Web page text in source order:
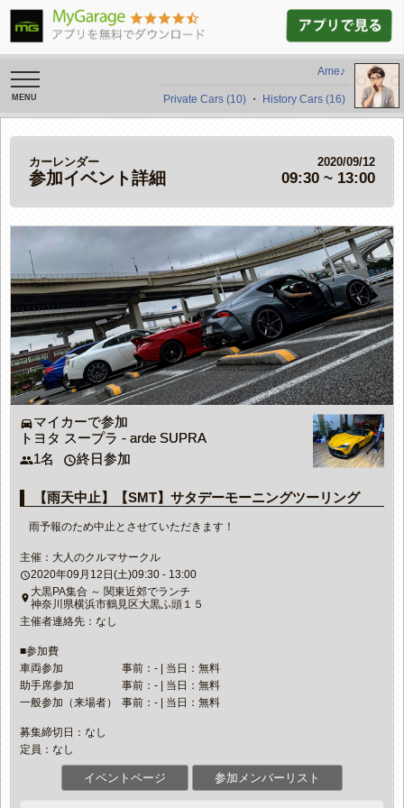
toggle
navigation
Ame♪
Private Cars (10) ・ History Cars (16)
カーレンダー 2020/09/12
参加イベント詳細 09:30 ~ 13:00
directions_carマイカーで参加
トヨタ スープラ - arde SUPRA
people1名 access_time終日参加
【雨天中止】【SMT】サタデーモーニングツーリング
雨予報のため中止とさせていただきます！
主催：大人のクルマサークル
access_time2020年09月12日(土)09:30 - 13:00
place 大黒PA集合 ～ 関東近郊でランチ
神奈川県横浜市鶴見区大黒ふ頭１５
主催者連絡先：なし
■参加費
車両参加
事前：- | 当日：無料
助手席参加
事前：- | 当日：無料
一般参加（来場者）
事前：- | 当日：無料
募集締切日：なし
定員：なし
イベントページ 参加メンバーリスト